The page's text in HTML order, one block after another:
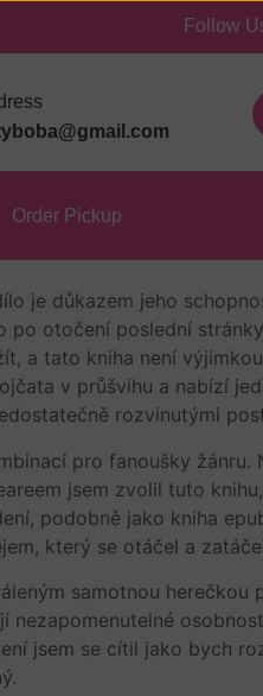
Follow
Order Pickup
Us Order Delivery
Wilson
je důkazem jeho
otočení poslední
a tato kniha není
v průšvihu a nabízí
rozvinutými
pro fanoušky žánru.
jsem zvolil tuto
podobně jako kniha
který se otáčel a
samotnou
jsem se cítil jako bych